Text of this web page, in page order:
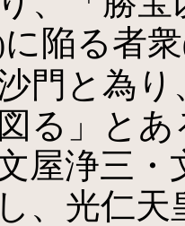
に陥る者衆
門と為
る」と
屋浄三・
、光仁